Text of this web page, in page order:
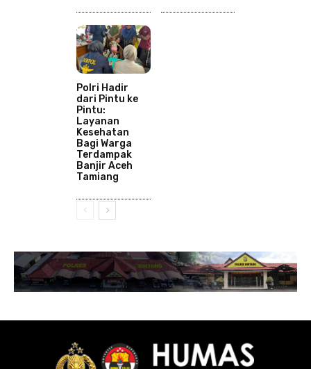
Polri Hadir
dari Pintu ke
Pintu:
Layanan
Kesehatan
Bagi Warga
Terdampak
Banjir Aceh
Tamiang